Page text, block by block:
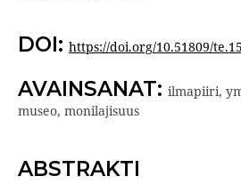
DOI: https://doi.org/10.51809/
AVAINSANAT: ilmapiiri,
museo, monilajisuus
ABSTRAKTI